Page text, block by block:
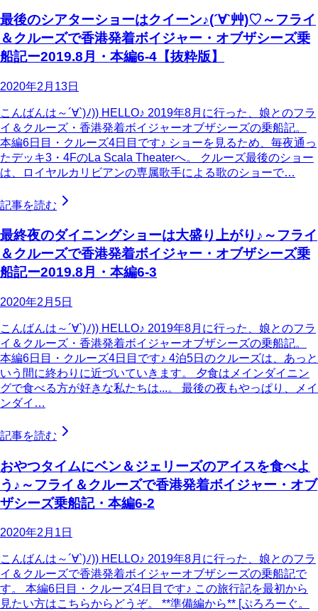
最後のシアターショーはクイーン♪(´∀`艸)♡～フライ
＆クルーズで香港発着ボイジャー・オブザシーズ乗
船記ー2019.8月・本編6-4【抜粋版】
2020年2月13日
こんばんは～´∀`)ﾉ)) HELLO♪ 2019年8月に行った、娘とのフラ
イ＆クルーズ・香港発着ボイジャーオブザシーズの乗船記。
本編6日目・クルーズ4日目です♪ ショーを見るため、毎夜通っ
たデッキ3・4FのLa Scala Theaterへ。 クルーズ最後のショー
は、ロイヤルカリビアンの専属歌手による歌のショーで…
記事を読む
最終夜のダイニングショーは大盛り上がり♪～フライ
＆クルーズで香港発着ボイジャー・オブザシーズ乗
船記ー2019.8月・本編6-3
2020年2月5日
こんばんは～´∀`)ﾉ)) HELLO♪ 2019年8月に行った、娘とのフラ
イ＆クルーズ・香港発着ボイジャーオブザシーズの乗船記。
本編6日目・クルーズ4日目です♪ 4泊5日のクルーズは、あっと
いう間に終わりに近づいていきます。 夕食はメインダイニン
グで食べる方が好きな私たちは...。 最後の夜もやっぱり、メイ
ンダイ…
記事を読む
おやつタイムにベン＆ジェリーズのアイスを食べよ
う♪～フライ＆クルーズで香港発着ボイジャー・オブ
ザシーズ乗船記・本編6-2
2020年2月1日
こんばんは～´∀`)ﾉ)) HELLO♪ 2019年8月に行った、娘とのフラ
イ＆クルーズで香港発着ボイジャーオブザシーズの乗船記で
す。 本編6日目・クルーズ4日目です♪ この旅行記を最初から
見たい方はこちらからどうぞ。 **準備編から** [ぷろろーぐ。